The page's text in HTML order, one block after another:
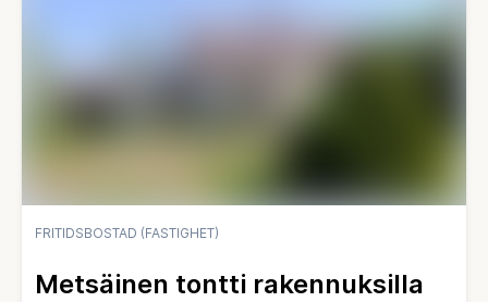
FRITIDSBOSTAD (FASTIGHET)
Metsäinen tontti rakennuksilla